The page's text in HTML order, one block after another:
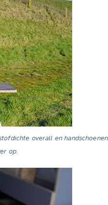
overall en
op.